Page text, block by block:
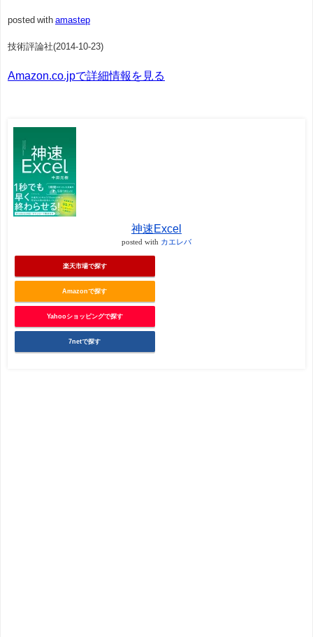
posted with amastep
技術評論社(2014-10-23)
Amazon.co.jpで詳細情報を見る
神速Excel
posted with カエレバ
楽天市場で探す
Amazonで探す
Yahooショッピングで探す
7netで探す